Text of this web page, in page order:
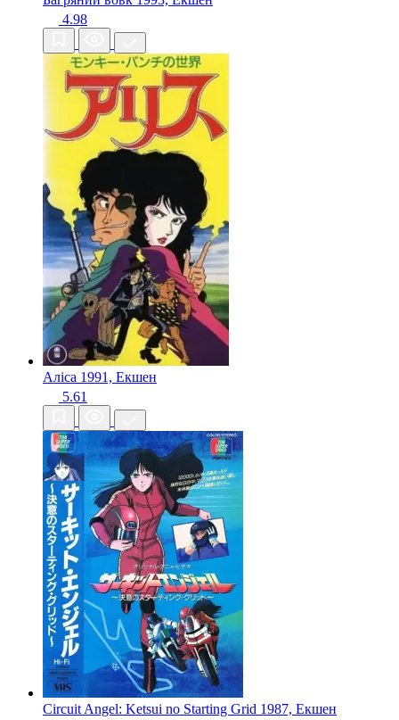
4.98
Аліса 1991, Екшен
5.61
Circuit Angel: Ketsui no Starting Grid 1987, Екшен